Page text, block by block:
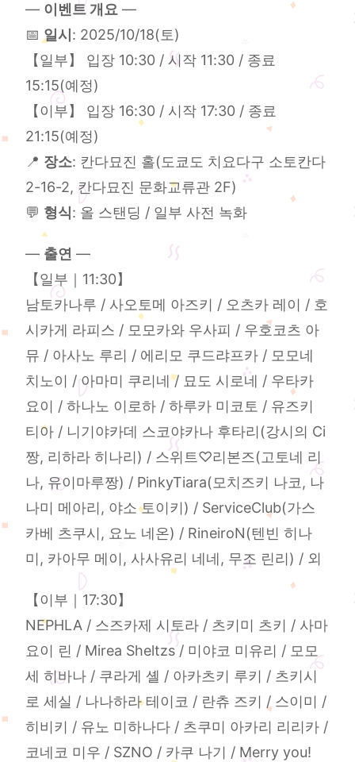
— 이벤트 개요 —
📅일시 : 2025/10/18(토)
【일부】 입장 10:30 / 시작 11:30 / 종료
15:15(예정)
【이부】 입장 16:30 / 시작 17:30 / 종료
21:15(예정)
📍 장소: 칸다묘진 홀(도쿄도 치요다구 소토칸다
2-16-2, 칸다묘진 문화교류관 2F)
💬 형식: 올 스탠딩 / 일부 사전 녹화
— 출연 —
【일부｜11:30】
남토카나루 / 사오토메 아즈키 / 오츠카 레이 / 호
시카게 라피스 / 모모카와 우사피 / 우호코츠 아
뮤 / 아사노 루리 / 에리모 쿠드랴프카 / 모모네
치노이 / 아마미 쿠리네 / 묘도 시로네 / 우타카
요이 / 하나노 이로하 / 하루카 미코토 / 유즈키
티아 / 니기야카데 스코야카나 후타리(강시의 Ci
짱, 리하라 히나리) / 스위트♡리본즈(고토네 리
나, 유이마루짱) / PinkyTiara(모치즈키 나코, 나
나미 메아리, 야소 토이키) / ServiceClub(가스
카베 츠쿠시, 요노 네온) / RineiroN(텐빈 히나
미, 카아무 메이, 사사유리 네네, 무조 린리) / 외
【이부｜17:30】
NEPHLA / 스즈카제 시토라 / 츠키미 츠키 / 사마
요이 린 / Mirea Sheltzs / 미야코 미유리 / 모모
세 히바나 / 쿠라게 셸 / 아카츠키 루키 / 츠키시
로 세실 / 나나하라 테이코 / 란츄 즈키 / 스이미 /
히비키 / 유노 미하나다 / 츠쿠미 아카리 리리카 /
코네코 미우 / SZNO / 카쿠 나기 / Merry you!